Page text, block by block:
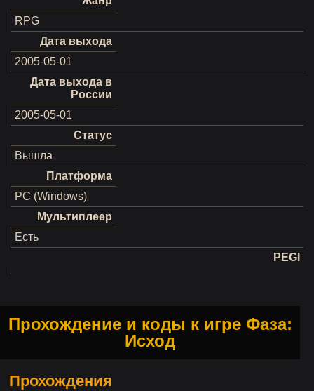
RPG
Дата выхода
2005-05-01
Дата выхода в
России
2005-05-01
Статус
Вышла
Платформа
PC (Windows)
Мультиплеер
Есть
PEGI
Прохождение и коды к игре Фаза:
Исход
Прохождения